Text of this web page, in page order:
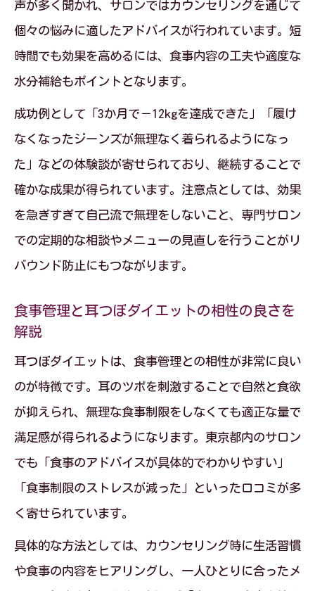
耳つぼダイエットの安全性と副作用の情
報整理
耳つぼダイエットでよくある質問と注意
点まとめ
耳つぼシールの禁止ゾーンと正しい使い
方解説
安心して耳つぼダイエットを始めるため
の知識
耳つぼダイエットのデメリットとリスク
を検証
実践したい耳つぼダイエットの食事サポ
ート方法
耳つぼダイエットで継続的な体型維持を
目指す
耳つぼダイエット体験者のリバウンド克
服法
声が多く聞かれ、サロンではカウンセリングを通じて
個々の悩みに適したアドバイスが行われています。短
時間でも効果を高めるには、食事内容の工夫や適度な
水分補給もポイントとなります。
成功例として「3か月で－12kgを達成できた」「履け
なくなったジーンズが無理なく着られるようになっ
た」などの体験談が寄せられており、継続することで
確かな成果が得られています。注意点としては、効果
を急ぎすぎて自己流で無理をしないこと、専門サロン
での定期的な相談やメニューの見直しを行うことがリ
バウンド防止にもつながります。
食事管理と耳つぼダイエットの相性の良さを
解説
耳つぼダイエットは、食事管理との相性が非常に良い
のが特徴です。耳のツボを刺激することで自然と食欲
が抑えられ、無理な食事制限をしなくても適正な量で
満足感が得られるようになります。東京都内のサロン
でも「食事のアドバイスが具体的でわかりやすい」
「食事制限のストレスが減った」といった口コミが多
く寄せられています。
具体的な方法としては、カウンセリング時に生活習慣
や食事の内容をヒアリングし、一人ひとりに合ったメ